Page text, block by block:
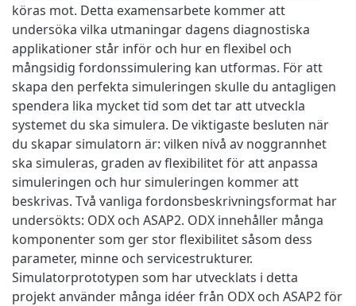
köras mot. Detta examensarbete kommer att
undersöka vilka utmaningar dagens diagnostiska
applikationer står inför och hur en flexibel och
mångsidig fordonssimulering kan utformas. För att
skapa den perfekta simuleringen skulle du antagligen
spendera lika mycket tid som det tar att utveckla
systemet du ska simulera. De viktigaste besluten när
du skapar simulatorn är: vilken nivå av noggrannhet
ska simuleras, graden av flexibilitet för att anpassa
simuleringen och hur simuleringen kommer att
beskrivas. Två vanliga fordonsbeskrivningsformat har
undersökts: ODX och ASAP2. ODX innehåller många
komponenter som ger stor flexibilitet såsom dess
parameter, minne och servicestrukturer.
Simulatorprototypen som har utvecklats i detta
projekt använder många idéer från ODX och ASAP2 för